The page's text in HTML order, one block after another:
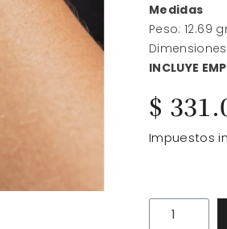
Medidas
Peso: 12.69
INCLUYE
$
Impuestos